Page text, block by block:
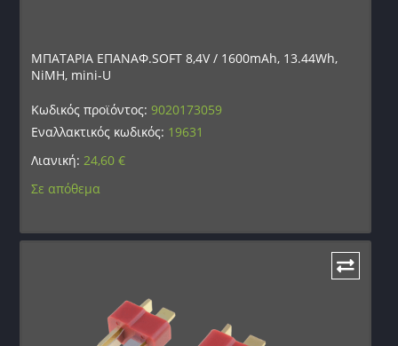
ΜΠΑΤΑΡΙΑ ΕΠΑΝΑΦ.SOFT 8,4V / 1600mAh, 13.44Wh,
NiMH, mini-U
Κωδικός προϊόντος:9020173059
Εναλλακτικός κωδικός: 19631
Λιανική: 24,60€
Σε απόθεμα